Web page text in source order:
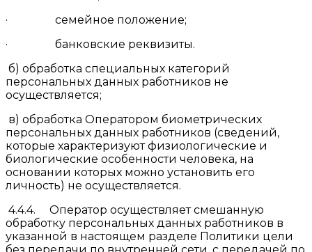
· семейное положение;
· банковские реквизиты.
б) обработка специальных категорий
персональных данных работников не
осуществляется;
в) обработка Оператором биометрических
персональных данных работников (сведений,
которые характеризуют физиологические и
биологические особенности человека, на
основании которых можно установить его
личность) не осуществляется.
4.4.4. Оператор осуществляет смешанную
обработку персональных данных работников в
указанной в настоящем разделе Политики цели